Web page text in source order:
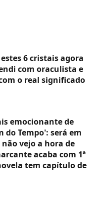
6 cristais agora
com oraculista e
o real significado
emocionante de
do Tempo': será em
não vejo a hora de
acaba com 1ª
tem capítulo de